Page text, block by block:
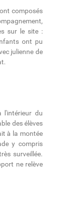
composés
sur le site :
ont pu
julienne de
l'intérieur du
des élèves
à la montée
y compris
surveillée.
ne relève